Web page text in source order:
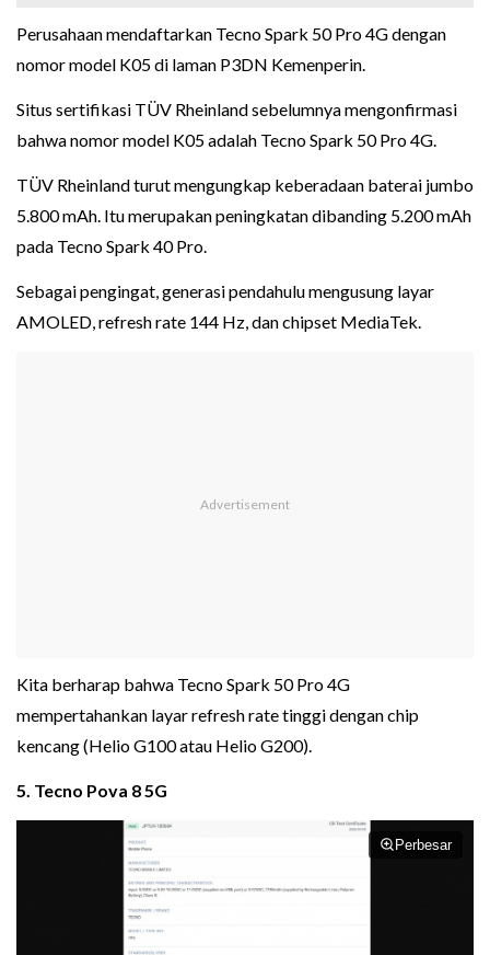
Perusahaan mendaftarkan Tecno Spark 50 Pro 4G dengan
nomor model K05 di laman P3DN Kemenperin.
Situs sertifikasi TÜV Rheinland sebelumnya mengonfirmasi
bahwa nomor model K05 adalah Tecno Spark 50 Pro 4G.
TÜV Rheinland turut mengungkap keberadaan baterai jumbo
5.800 mAh. Itu merupakan peningkatan dibanding 5.200 mAh
pada Tecno Spark 40 Pro.
Sebagai pengingat, generasi pendahulu mengusung layar
AMOLED, refresh rate 144 Hz, dan chipset MediaTek.
Kita berharap bahwa Tecno Spark 50 Pro 4G
mempertahankan layar refresh rate tinggi dengan chip
kencang (Helio G100 atau Helio G200).
5. Tecno Pova 8 5G
Perbesar